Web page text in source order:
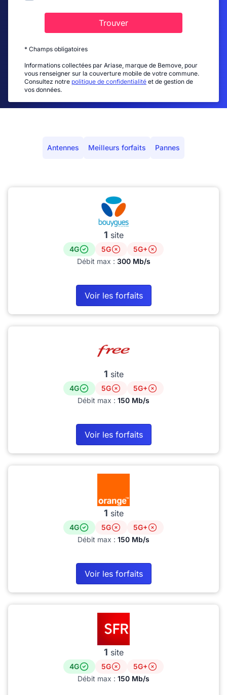
Trouver
* Champs obligatoires
Informations collectées par Ariase, marque de Bemove, pour
vous renseigner sur la couverture mobile de votre commune.
Consultez notre politique de confidentialité et de gestion de
vos données.
Antennes Meilleurs forfaits Pannes
1 site
4G 5G
5G+
Débit max : 300 Mb/s
Voir les forfaits
1 site
4G 5G
5G+
Débit max : 150 Mb/s
Voir les forfaits
1 site
4G 5G
5G+
Débit max : 150 Mb/s
Voir les forfaits
1 site
4G 5G
5G+
Débit max : 150 Mb/s